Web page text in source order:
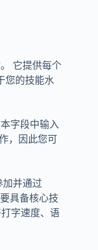
它提供每个
您的技能水
字段中输入
，因此您可
加并通过
具备核心技
字速度、语